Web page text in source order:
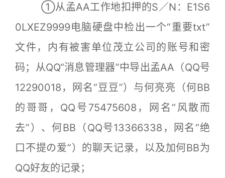
①从孟AA工作地扣押的S／N：E1S6
0LXEZ9999电脑硬盘中检出一个“重要txt”
文件，内有被害单位茂立公司的账号和密
码；从QQ“消息管理器”中导出孟AA（QQ号
12290018，网名“豆豆”）与何亮亮（何BB
的哥哥，QQ号75475608，网名“风散而
去”）、何BB（QQ号13366338，网名“绝
口不提の爱”）的聊天记录，以及加何BB为
QQ好友的记录；